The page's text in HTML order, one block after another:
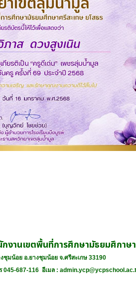
านเขตพื้นที่การศึกษามัธยมศึกาษ
ชุมน้อย อ.ยางชุมน้อย จ.ศรีสะเกษ 33190
045-687-116 อีเมล :